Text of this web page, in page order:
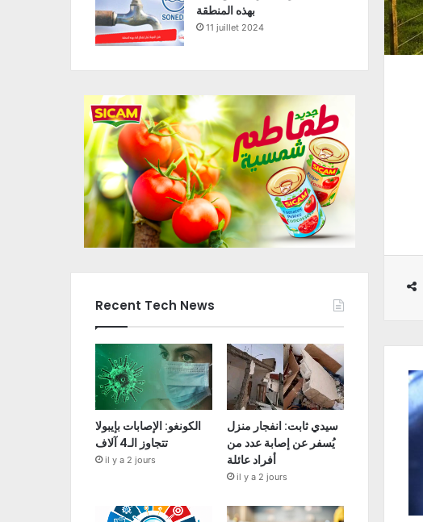
بهذه المنطقة
11 juillet 2024
Recent Tech News
الكونغو: الإصابات بإيبولا
تتجاوز الـ4 آلاف
il y a 2 jours
سيدي ثابت: انفجار منزل
يُسفر عن إصابة عدد من
أفراد عائلة
il y a 2 jours